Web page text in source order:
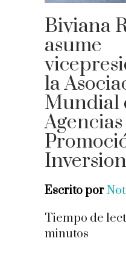
Biviana
asume
la
Mundial
Escrito por
Tiempo de
minutos